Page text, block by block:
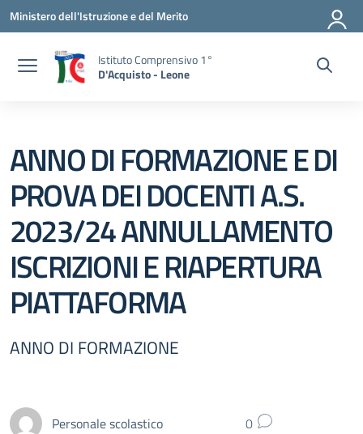
Vai ai contenuti
Vai al menu di navigazione
Vai al footer
Ministero dell'Istruzione e del Merito
Istituto Comprensivo 1°
D'Acquisto - Leone
ANNO DI FORMAZIONE E DI
PROVA DEI DOCENTI A.S.
2023/24 ANNULLAMENTO
ISCRIZIONI E RIAPERTURA
PIATTAFORMA
ANNO DI FORMAZIONE
Personale scolastico 0